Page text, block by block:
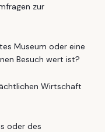
zur
Museum oder eine
Besuch wert ist?
Wirtschaft
oder des